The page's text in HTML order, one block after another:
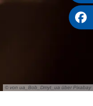
© von ua_Bob_Dmyt_ua über Pixabay